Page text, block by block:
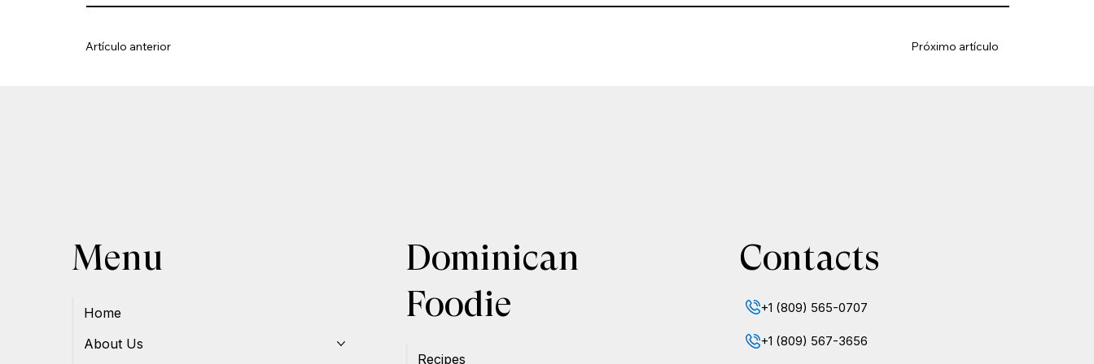
Artículo anterior Próximo artículo
Menu
Home
About Us
Dominican
Foodie
Recipes
Contacts
+1 (809) 565-0707
+1 (809) 567-3656